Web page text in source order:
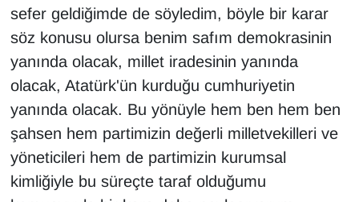
sefer geldiğimde de söyledim, böyle bir karar
söz konusu olursa benim safım demokrasinin
yanında olacak, millet iradesinin yanında
olacak, Atatürk'ün kurduğu cumhuriyetin
yanında olacak. Bu yönüyle hem ben hem ben
şahsen hem partimizin değerli milletvekilleri ve
yöneticileri hem de partimizin kurumsal
kimliğiyle bu süreçte taraf olduğumu